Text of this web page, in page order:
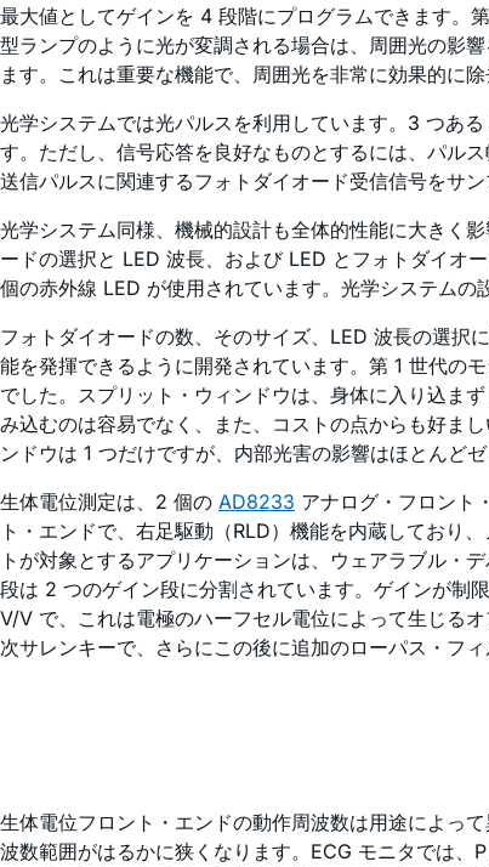
最大値としてゲインを 4 段階にプログラムできます。
型ランプのように光が変調される場合は、周囲光の影
ます。これは重要な機能で、周囲光を非常に効果的に
光学システムでは光パルスを利用しています。3 つあ
す。ただし、信号応答を良好なものとするには、パル
送信パルスに関連するフォトダイオード受信信号をサ
光学システム同様、機械的設計も全体的性能に大きく
ードの選択と LED 波長、および LED とフォトダイオ
個の赤外線 LED が使用されています。光学システムの
フォトダイオードの数、そのサイズ、LED 波長の選択
能を発揮できるように開発されています。第 1 世代の
でした。スプリット・ウィンドウは、身体に入り込ま
み込むのは容易でなく、また、コストの点からも好ま
ンドウは 1 つだけですが、内部光害の影響はほとんどゼ
生体電位測定は、2 個の AD8233 アナログ・フロント
ト・エンドで、右足駆動（RLD）機能を内蔵しており
トが対象とするアプリケーションは、ウェアラブル・
段は 2 つのゲイン段に分割されています。ゲインが制
V/V で、これは電極のハーフセル電位によって生じる
次サレンキーで、さらにこの後に追加のローパス・フ
生体電位フロント・エンドの動作周波数は用途によっ
波数範囲がはるかに狭くなります。ECG モニタでは